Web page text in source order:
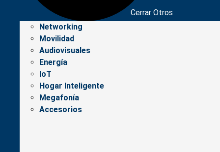
Cerrar Otros
Networking
Movilidad
Audiovisuales
Energía
IoT
Hogar Inteligente
Megafonía
Accesorios